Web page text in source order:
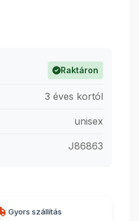
Raktáron
3 éves kortól
unisex
J86863
Gyors szállítás